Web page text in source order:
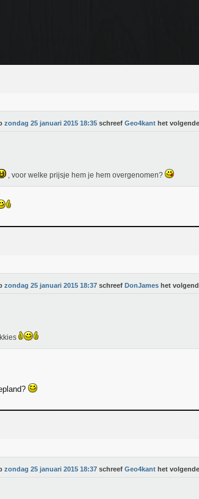
zondag 25 januari 2015 18:35 schreef Geo4kant het
, voor welke prijsje hem je hem overgenomen?
zondag 25 januari 2015 18:37 schreef DonJames het
zondag 25 januari 2015 18:37 schreef Geo4kant het